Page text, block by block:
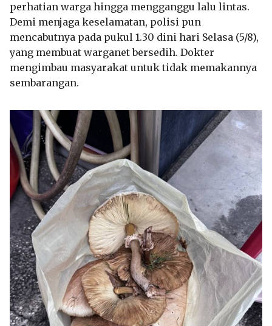
perhatian warga hingga mengganggu lalu lintas.
Demi menjaga keselamatan, polisi pun
mencabutnya pada pukul 1.30 dini hari Selasa (5/8),
yang membuat warganet bersedih. Dokter
mengimbau masyarakat untuk tidak memakannya
sembarangan.